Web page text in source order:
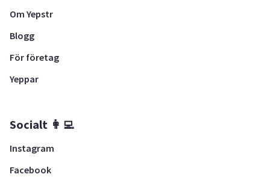
Om Yepstr
Blogg
För företag
Yeppar
Socialt 👩‍💻
Instagram
Facebook